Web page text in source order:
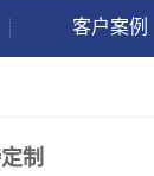
客户案例
制